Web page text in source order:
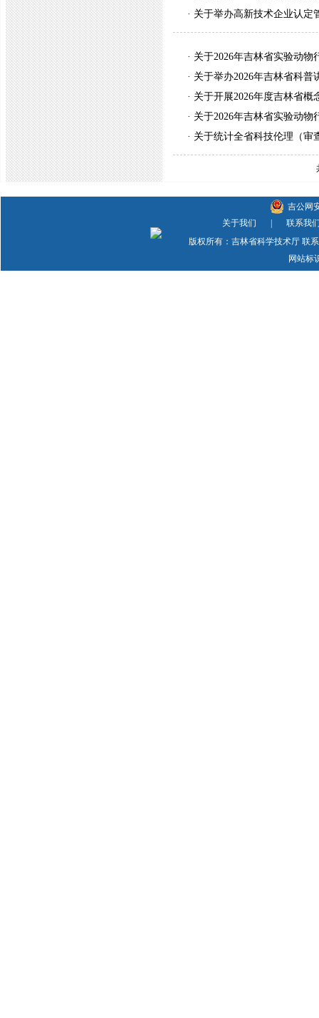
· 关于举办高新技术企业认定
· 关于2026年吉林省实验动
· 关于举办2026年吉林省科普
· 关于开展2026年度吉林省
· 关于2026年吉林省实验动
· 关于统计全省科技伦理（审
吉公网
关于我们
联系我
版权所有：吉林省科学技术厅 联
网站标